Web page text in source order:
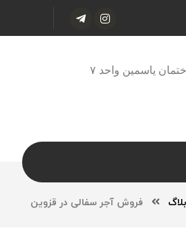
یاسمین واحد ۷
فروش آجر سفالی در قزوین